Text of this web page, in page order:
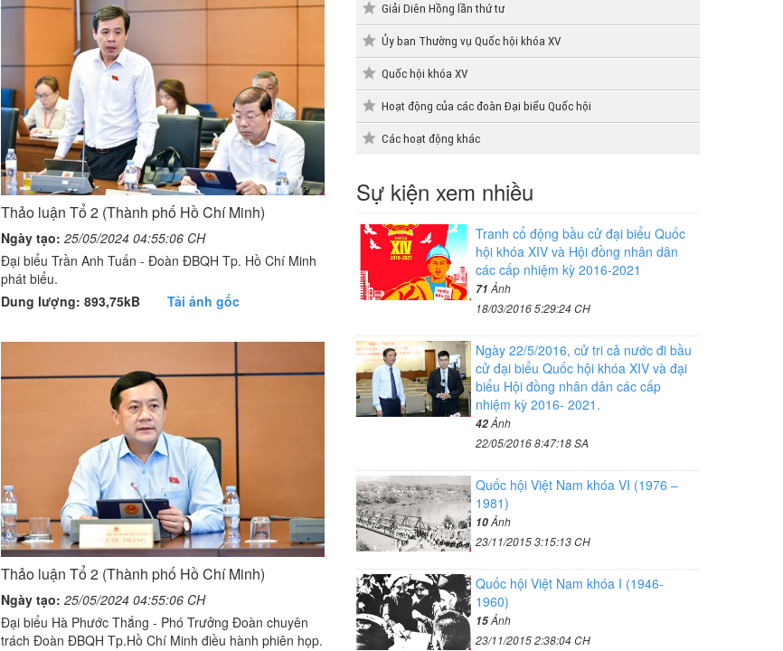
Thảo luận Tổ 2 (Thành phố Hồ Chí Minh)
Ngày tạo: 25/05/2024 04:55:06 CH
Đại biểu Trần Anh Tuấn - Đoàn ĐBQH Tp. Hồ Chí Minh
phát biểu.
Dung lượng: 893,75kB
Tải ảnh gốc
Thảo luận Tổ 2 (Thành phố Hồ Chí Minh)
Ngày tạo: 25/05/2024 04:55:06 CH
Đại biểu Hà Phước Thắng - Phó Trưởng Đoàn chuyên
trách Đoàn ĐBQH Tp.Hồ Chí Minh điều hành phiên họp.
Giải Diên Hồng lần thứ tư
Ủy ban Thường vụ Quốc hội khóa XV
Quốc hội khóa XV
Hoạt động của các đoàn Đại biểu Quốc hội
Các hoạt động khác
Sự kiện xem nhiều
Tranh cổ động bầu cử đại biểu Quốc
hội khóa XIV và Hội đồng nhân dân
các cấp nhiệm kỳ 2016-2021
71 Ảnh
18/03/2016 5:29:24 CH
Ngày 22/5/2016, cử tri cả nước đi bầu
cử đại biểu Quốc hội khóa XIV và đại
biểu Hội đồng nhân dân các cấp
nhiệm kỳ 2016- 2021.
42Ảnh
22/05/2016 8:47:18 SA
Quốc hội Việt Nam khóa VI (1976 –
1981)
10Ảnh
23/11/2015 3:15:13 CH
Quốc hội Việt Nam khóa I (1946-
1960)
15Ảnh
23/11/2015 2:38:04 CH